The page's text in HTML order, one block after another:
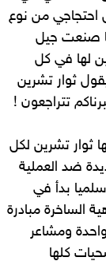
احتجاجي من نوع
صنعت جيل
لها في كل
ثوار تشرين
تتراجعون !
ثوار تشرين لكل
ضد العملية
بدأ في
الساخرة مبادرة
ومشاعر
كلها